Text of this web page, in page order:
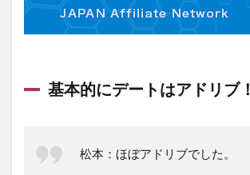
基本的にデートはアドリブ！
松本：ほぼアドリブでした。